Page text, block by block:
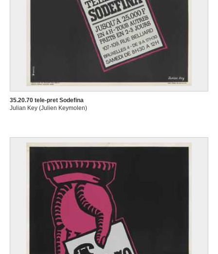
35.20.70 tele-pret Sodefina
Julian Key (Julien Keymolen)